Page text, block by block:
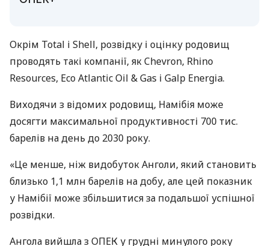
Окрім Total і Shell, розвідку і оцінку родовищ
проводять такі компанії, як Chevron, Rhino
Resources, Eco Atlantic Oil & Gas і Galp Energia.
Виходячи з відомих родовищ, Намібія може
досягти максимальної продуктивності 700 тис.
барелів на день до 2030 року.
«Це менше, ніж видобуток Анголи, який становить
близько 1,1 млн барелів на добу, але цей показник
у Намібії може збільшитися за подальшої успішної
розвідки.
Ангола вийшла з ОПЕК у грудні минулого року